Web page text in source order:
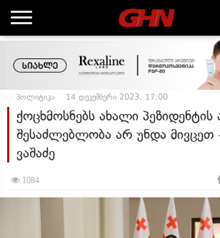
პოლიტიკა 14 დეკემბერი 2023, 17:00
ქოცხმოსნებს ახალი პეზიდენტის
შესაძლებლობა არ უნდა მივცეთ
ვაშაძე
1084